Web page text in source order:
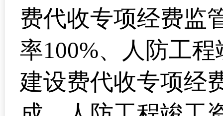
费代收专项经费监
率100%、人防工
建设费代收专项经